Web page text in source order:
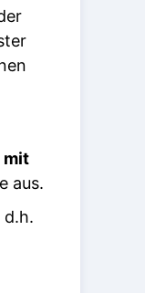
mit
aus.
d.h.